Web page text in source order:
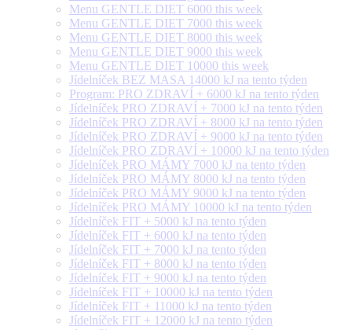
Menu GENTLE DIET 6000 this week
Menu GENTLE DIET 7000 this week
Menu GENTLE DIET 8000 this week
Menu GENTLE DIET 9000 this week
Menu GENTLE DIET 10000 this week
Jídelníček BEZ MASA 14000 kJ na tento týden
Program: PRO ZDRAVÍ + 6000 kJ na tento týden
Jídelníček PRO ZDRAVÍ + 7000 kJ na tento týden
Jídelníček PRO ZDRAVÍ + 8000 kJ na tento týden
Jídelníček PRO ZDRAVÍ + 9000 kJ na tento týden
Jídelníček PRO ZDRAVÍ + 10000 kJ na tento týden
Jídelníček PRO MÁMY 7000 kJ na tento týden
Jídelníček PRO MÁMY 8000 kJ na tento týden
Jídelníček PRO MÁMY 9000 kJ na tento týden
Jídelníček PRO MÁMY 10000 kJ na tento týden
Jídelníček FIT + 5000 kJ na tento týden
Jídelníček FIT + 6000 kJ na tento týden
Jídelníček FIT + 7000 kJ na tento týden
Jídelníček FIT + 8000 kJ na tento týden
Jídelníček FIT + 9000 kJ na tento týden
Jídelníček FIT + 10000 kJ na tento týden
Jídelníček FIT + 11000 kJ na tento týden
Jídelníček FIT + 12000 kJ na tento týden